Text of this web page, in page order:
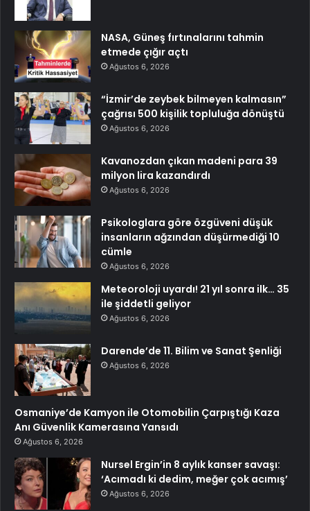
NASA, Güneş fırtınalarını tahmin
etmede çığır açtı
Ağustos 6, 2026
“İzmir’de zeybek bilmeyen kalmasın”
çağrısı 500 kişilik topluluğa dönüştü
Ağustos 6, 2026
Kavanozdan çıkan madeni para 39
milyon lira kazandırdı
Ağustos 6, 2026
Psikologlara göre özgüveni düşük
insanların ağzından düşürmediği 10
cümle
Ağustos 6, 2026
Meteoroloji uyardı! 21 yıl sonra ilk… 35
ile şiddetli geliyor
Ağustos 6, 2026
Darende’de 11. Bilim ve Sanat Şenliği
Ağustos 6, 2026
Osmaniye’de Kamyon ile Otomobilin Çarpıştığı Kaza
Anı Güvenlik Kamerasına Yansıdı
Ağustos 6, 2026
Nursel Ergin’in 8 aylık kanser savaşı:
‘Acımadı ki dedim, meğer çok acımış’
Ağustos 6, 2026